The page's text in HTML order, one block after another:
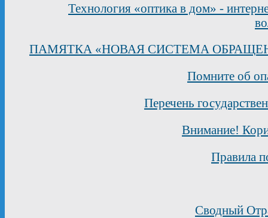
Технология «оптика в дом» -
ПАМЯТКА «НОВАЯ СИСТЕМА
Помните об
Перечень
Внимание!
Правила
Сводный